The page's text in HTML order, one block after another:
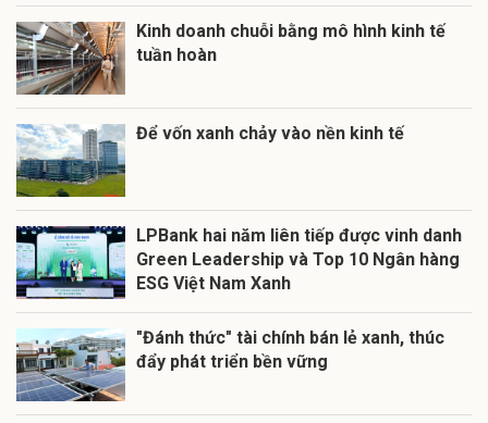
Kinh doanh chuỗi bằng mô hình kinh tế
tuần hoàn
Để vốn xanh chảy vào nền kinh tế
LPBank hai năm liên tiếp được vinh danh
Green Leadership và Top 10 Ngân hàng
ESG Việt Nam Xanh
"Đánh thức" tài chính bán lẻ xanh, thúc
đẩy phát triển bền vững